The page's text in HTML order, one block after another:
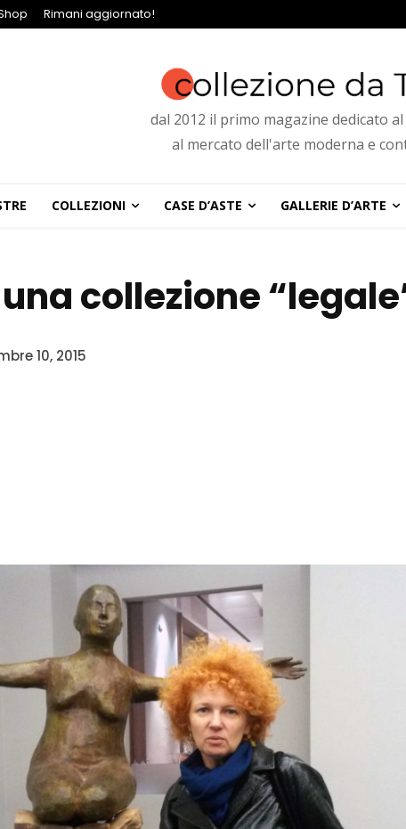
Rimani aggiornato!
dal 2012 il primo magazine dedicato
al mercato dell'arte moderna e
COLLEZIONI CASE D’ASTE GALLERIE D’ARTE
collezione
10, 2015